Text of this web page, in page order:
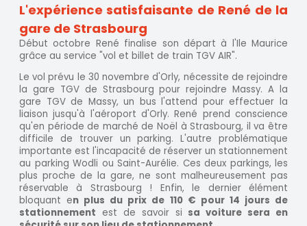
L'expérience satisfaisante de René de la
gare de Strasbourg
Début octobre René finalise son départ à l'Ile Maurice
grâce au service "vol et billet de train TGV AIR".
Le vol prévu le 30 novembre d'Orly, nécessite de rejoindre
la gare TGV de Strasbourg pour rejoindre Massy. A la
gare TGV de Massy, un bus l'attend pour effectuer la
liaison jusqu'à l'aéroport d'Orly. René prend conscience
qu'en période de marché de Noël à Strasbourg, il va être
difficile de trouver un parking. L'autre problématique
importante est l'incapacité de réserver un stationnement
au parking Wodli ou Saint-Aurélie. Ces deux parkings, les
plus proche de la gare, ne sont malheureusement pas
réservable à Strasbourg ! Enfin, le dernier élément
bloquant en plus du prix de 110 € pour 14 jours de
stationnement est de savoir si sa voiture sera en